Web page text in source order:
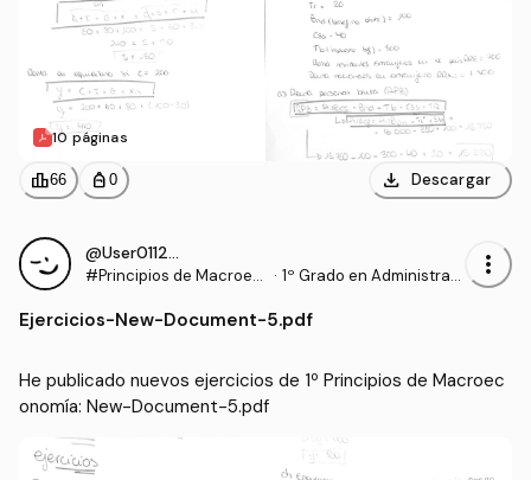
10 páginas
leaderboard66 personal_bag 0 download Descargar
@User011294
#Principios de Macroec
· 1º Grado en Administraci
sas (UDC)
more_vert
Ejercicios-New-Document-5.pdf
He publicado nuevos ejercicios de 1º Principios de Macroec
onomía: New-Document-5.pdf